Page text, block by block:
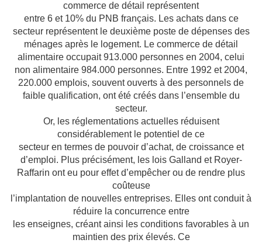
commerce de détail représentent
entre 6 et 10% du PNB français. Les achats dans ce
secteur représentent le deuxième poste de dépenses des
ménages après le logement. Le commerce de détail
alimentaire occupait 913.000 personnes en 2004, celui
non alimentaire 984.000 personnes. Entre 1992 et 2004,
220.000 emplois, souvent ouverts à des personnels de
faible qualification, ont été créés dans l’ensemble du
secteur.
Or, les réglementations actuelles réduisent
considérablement le potentiel de ce
secteur en termes de pouvoir d’achat, de croissance et
d’emploi. Plus précisément, les lois Galland et Royer-
Raffarin ont eu pour effet d’empêcher ou de rendre plus
coûteuse
l’implantation de nouvelles entreprises. Elles ont conduit à
réduire la concurrence entre
les enseignes, créant ainsi les conditions favorables à un
maintien des prix élevés. Ce